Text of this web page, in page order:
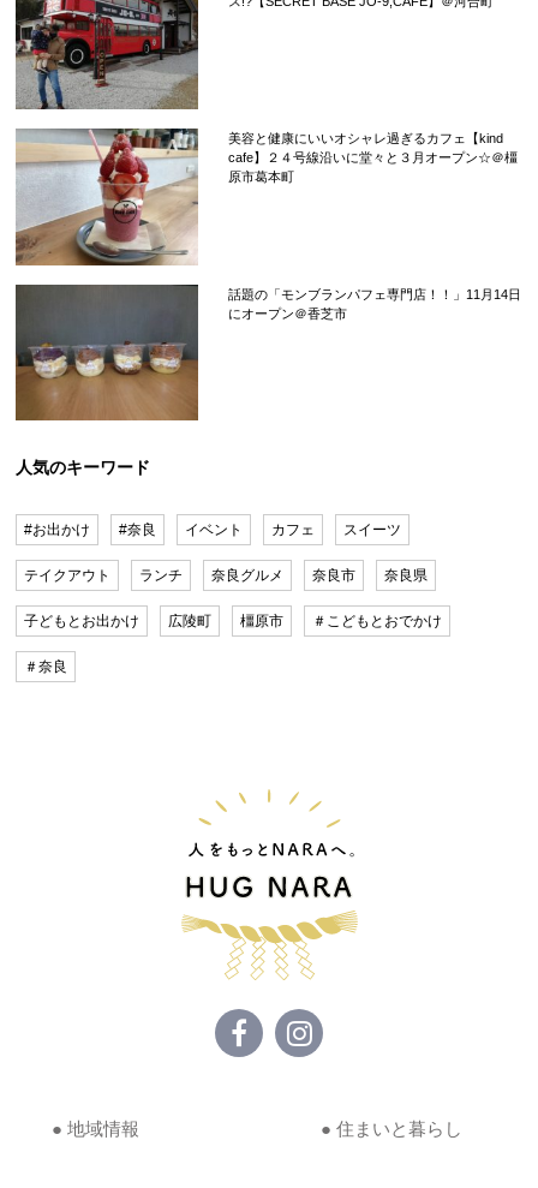
美容と健康にいいオシャレ過ぎるカフェ【kind
cafe】２４号線沿いに堂々と３月オープン☆＠橿
原市葛本町
話題の「モンブランパフェ専門店！！」11月14日
にオープン＠香芝市
人気のキーワード
#お出かけ #奈良 イベント カフェ スイーツ
テイクアウト ランチ 奈良グルメ 奈良市 奈良県
子どもとお出かけ 広陵町 橿原市 ＃こどもとおでかけ
＃奈良
● 地域情報 ● 住まいと暮らし